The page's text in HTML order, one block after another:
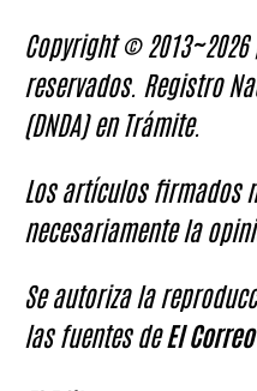
Copyright ©
reservados. Registro
(DNDA) en Trámite.
Los artículos firmados
necesariamente la
Se autoriza la
las fuentes deEl